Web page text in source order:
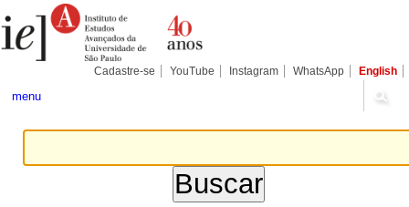
para
conteúdo.
Pessoais
Cadastre-se YouTube Instagram WhatsApp English
menu